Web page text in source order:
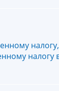
налогу